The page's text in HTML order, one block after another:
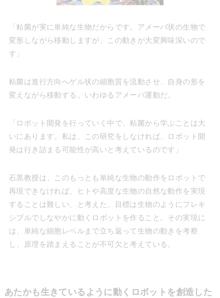
「粘菌が実に単純な生物だからです。アメーバ状の生物で
変形しながら移動しますが、この動きが大変興味深いので
す」
粘菌は進行方向へゲル状の細胞質を流動させ、自身の形を
変えながら移動する。いわゆるアメーバ運動だ。
「ロボット開発を行っていく中で、粘菌から学ぶことは大
いにあります。私は、この研究をしなければ、ロボット開
発は行き詰まる可能性が高いと考えているのです」
石黒教授は、このもっとも単純な生物の動作をロボットで
再現できなければ、ヒトや高度な生物の自然な動作を実現
することは難しい、と考えた。目標は生物のようにフレキ
シブルでしなやかに動くロボットを作ること。その実現に
は、単純な細胞レベルまで立ち返って生物の動きを考察
し、原理を踏まえることが不可欠と考えている。
あたかも生きているように動くロボットを創造した